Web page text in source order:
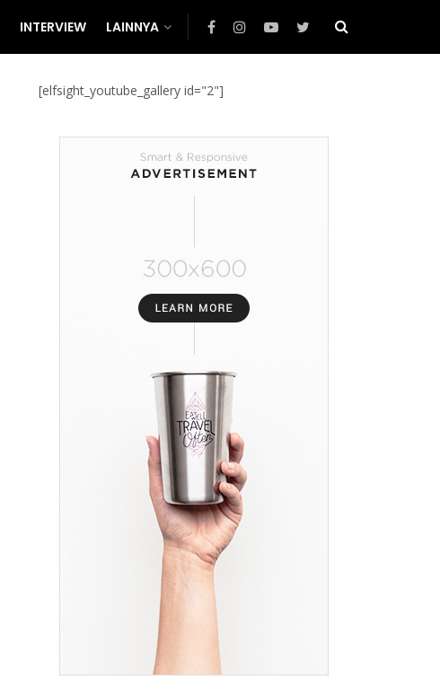
INTERVIEW LAINNYA
[elfsight_youtube_gallery id="2"]